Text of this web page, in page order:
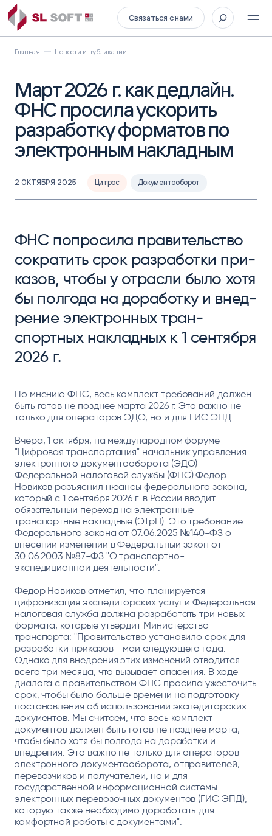
Связаться с нами
Главная Новости и публикации
Март 2026 г. как дедлайн.
ФНС просила ускорить
разработку форматов по
электронным накладным
2 ОКТЯБРЯ 2025 Цитрос Документооборот
ФНС поп­ро­сила пра­витель­ство
сок­ра­тить срок раз­ра­бот­ки при­
казов, что­бы у от­рас­ли бы­ло хо­тя
бы пол­го­да на до­работ­ку и внед­
ре­ние элек­трон­ных тран­
спортных нак­лад­ных к 1 сен­тяб­ря
2026 г.
По мне­нию ФНС, весь ком­плект тре­бова­ний дол­жен
быть го­тов не поз­днее мар­та 2026 г. Это важ­но не
толь­ко для опе­рато­ров ЭДО, но и для ГИС ЭПД.
Вчера, 1 октября, на международном форуме
"Цифровая транспортация" начальник управления
электронного документооборота (ЭДО)
Федеральной налоговой службы (ФНС) Федор
Новиков разъяснил нюансы федерального закона,
который с 1 сентября 2026 г. в России вводит
обязательный переход на электронные
транспортные накладные (ЭТрН). Это требование
Федерального закона от 07.06.2025 №140-ФЗ о
внесении изменений в Федеральный закон от
30.06.2003 №87-ФЗ "О транспортно-
экспедиционной деятельности".
Федор Новиков отметил, что планируется
цифровизация экспедиторских услуг и Федеральная
налоговая служба должна разработать три новых
формата, которые утвердит Министерство
транспорта: "Правительство установило срок для
разработки приказов - май следующего года.
Однако для внедрения этих изменений отводится
всего три месяца, что вызывает опасения. В ходе
диалога с правительством ФНС просила ужесточить
срок, чтобы было больше времени на подготовку
постановления об использовании экспедиторских
документов. Мы считаем, что весь комплект
документов должен быть готов не позднее марта,
чтобы было хотя бы полгода на доработки и
внедрения. Это важно не только для операторов
электронного документооборота, отправителей,
перевозчиков и получателей, но и для
государственной информационной системы
электронных перевозочных документов (ГИС ЭПД),
которую также необходимо доработать для
комфортной работы с документами".